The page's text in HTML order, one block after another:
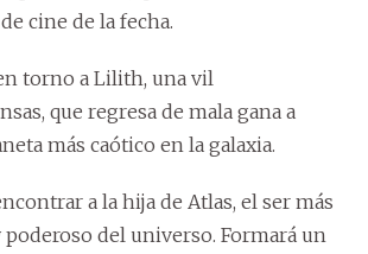
cine de la fecha.
torno a Lilith, una vil
que regresa de mala gana a
más caótico en la galaxia.
a la hija de Atlas, el ser más
del universo. Formará un